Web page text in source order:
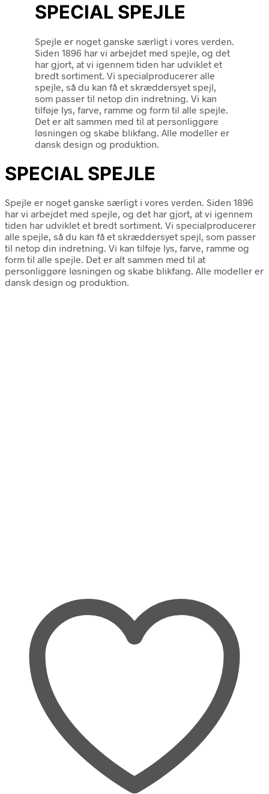
SPECIAL SPEJLE
Spejle er noget ganske særligt i vores verden.
Siden 1896 har vi arbejdet med spejle, og det
har gjort, at vi igennem tiden har udviklet et
bredt sortiment. Vi specialproducerer alle
spejle, så du kan få et skræddersyet spejl,
som passer til netop din indretning. Vi kan
tilføje lys, farve, ramme og form til alle spejle.
Det er alt sammen med til at personliggøre
løsningen og skabe blikfang. Alle modeller er
dansk design og produktion.
SPECIAL SPEJLE
Spejle er noget ganske særligt i vores verden. Siden 1896
har vi arbejdet med spejle, og det har gjort, at vi igennem
tiden har udviklet et bredt sortiment. Vi specialproducerer
alle spejle, så du kan få et skræddersyet spejl, som passer
til netop din indretning. Vi kan tilføje lys, farve, ramme og
form til alle spejle. Det er alt sammen med til at
personliggøre løsningen og skabe blikfang. Alle modeller er
dansk design og produktion.